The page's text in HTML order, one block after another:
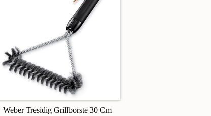
Weber Tresidig Grillborste 30 Cm